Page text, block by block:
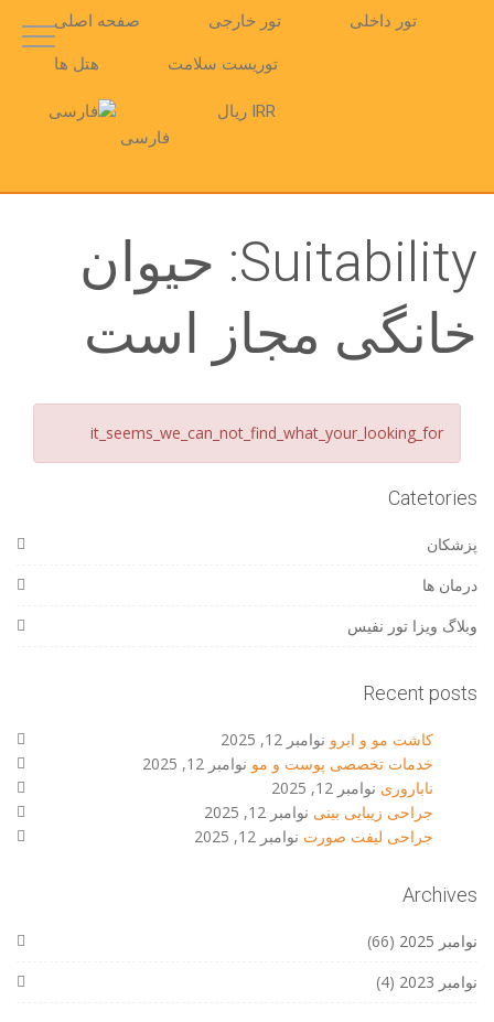
صفحه اصلی تور خارجی تور داخلی
هتل ها توریست سلامت
فارسی
IRR ریال
Suitability: حیوان
خانگی مجاز است
it_seems_we_can_not_find_what_your_looking_for
Catetories
پزشکان
درمان ها
وبلاگ ویزا تور نفیس
Recent posts
کاشت مو و ابرو نوامبر 12, 2025
خدمات تخصصی پوست و مو نوامبر 12, 2025
ناباروری نوامبر 12, 2025
جراحی زیبایی بینی نوامبر 12, 2025
جراحی لیفت صورت نوامبر 12, 2025
Archives
نوامبر 2025
(66)
نوامبر 2023
(4)